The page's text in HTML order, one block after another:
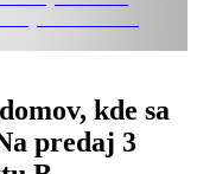
kde sa
predaj 3